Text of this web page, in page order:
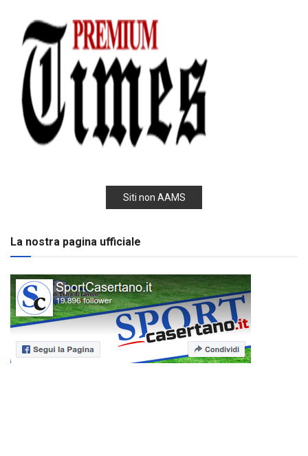
Siti non AAMS
La nostra pagina ufficiale